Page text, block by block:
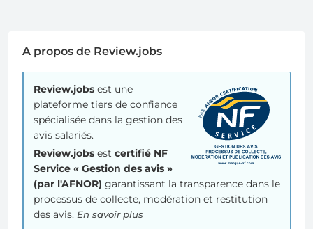
A propos de Review.jobs
Review.jobs est une
plateforme tiers de confiance
spécialisée dans la gestion des
avis salariés.
Review.jobs est certifié NF
Service « Gestion des avis »
(par l'AFNOR) garantissant la transparence dans le
processus de collecte, modération et restitution
des avis. En savoir plus